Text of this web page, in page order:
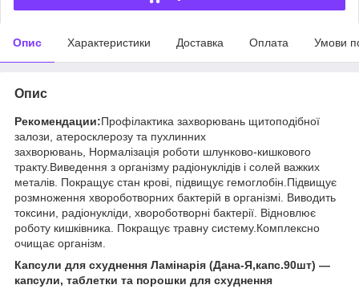
Опис Характеристики Доставка Оплата Умови
Опис
Рекомендации:Профілактика захворювань щитоподібної
залози, атеросклерозу та пухлинних
захворювань, Нормалізація роботи шлунково-кишкового
тракту.Виведення з організму радіонуклідів і солей важких
металів. Покращує стан крові, підвищує гемоглобін.Підвищує
розмноження хвороботворних бактерій в організмі. Виводить
токсини, радіонукліди, хвороботворні бактерії. Відновлює
роботу кишківника. Покращує травну систему.Комплексно
очищає організм.
Капсули для схуднення Ламінарія (Дана-Я,капс.90шт) —
капсули, таблетки та порошки для схуднення ​